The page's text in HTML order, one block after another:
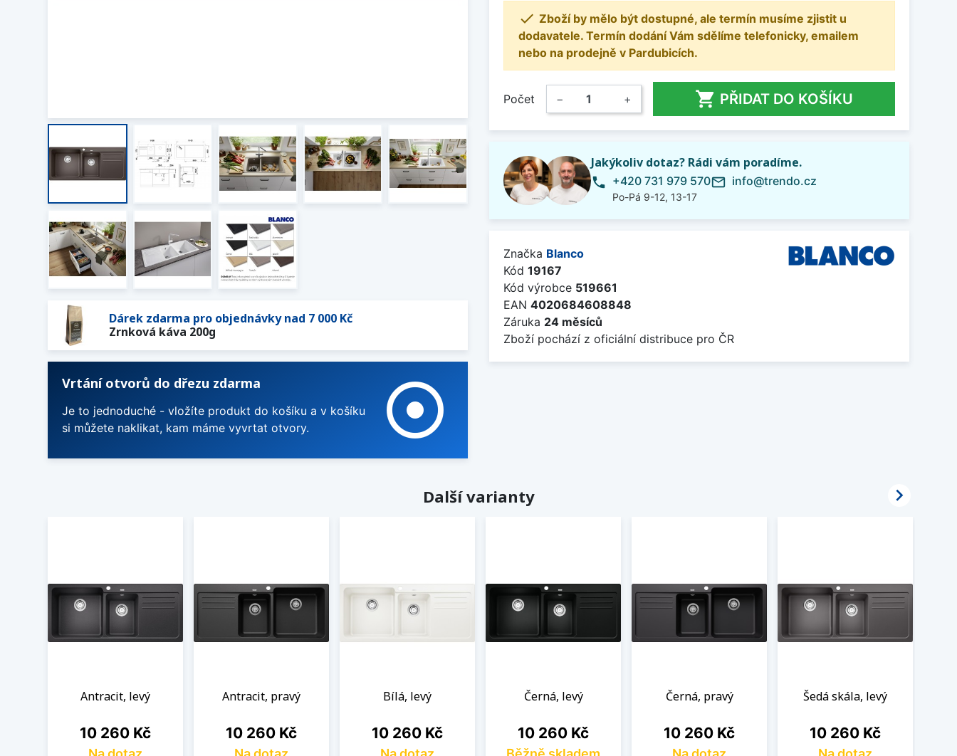
Dárek zdarma pro objednávky nad 7 000 Kč
Zrnková káva 200g
Vrtání otvorů do dřezu zdarma
Je to jednoduché - vložíte produkt do košíku a v košíku
si můžete naklikat, kam máme vyvrtat otvory.
adjust
 Zboží by mělo být dostupné, ale termín musíme zjistit u
dodavatele. Termín dodání Vám sdělíme telefonicky, emailem
nebo na prodejně v Pardubicích.
Počet − +  PŘIDAT DO KOŠÍKU
Jakýkoliv dotaz? Rádi vám poradíme.
phone +420 731 979 570
Po-Pá 9-12, 13-17
mail_outline info@trendo.cz
Značka Blanco
Kód 19167
Kód výrobce 519661
EAN 4020684608848
Záruka 24 měsíců
Zboží pochází z oficiální distribuce pro ČR
Další varianty
Antracit, levý
Cena
10 260 Kč
Antracit, pravý
Cena
10 260 Kč
Bílá, levý
Cena
10 260 Kč
Černá, levý
Cena
10 260 Kč
Černá, pravý
Cena
10 260 Kč
Šedá skála, levý
Cena
10 260 Kč
